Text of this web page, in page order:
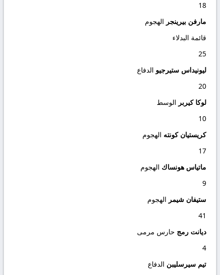
18
مارفن بيرينجر الهجوم
قائمة البدلاء
25
ليونيداس ستيرجيو الدفاع
20
لوكا كيربر الوسط
10
كريستيان كونته الهجوم
17
ماتياس هونساك الهجوم
9
ستيفان شيمر الهجوم
41
ديانت رمج حارس مرمى
4
تيم سيرسليبن الدفاع